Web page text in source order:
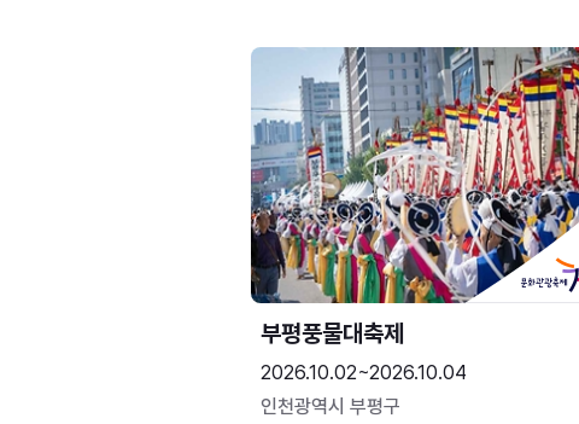
부평풍물대축제
2026.10.02~2026.10.04
인천광역시 부평구